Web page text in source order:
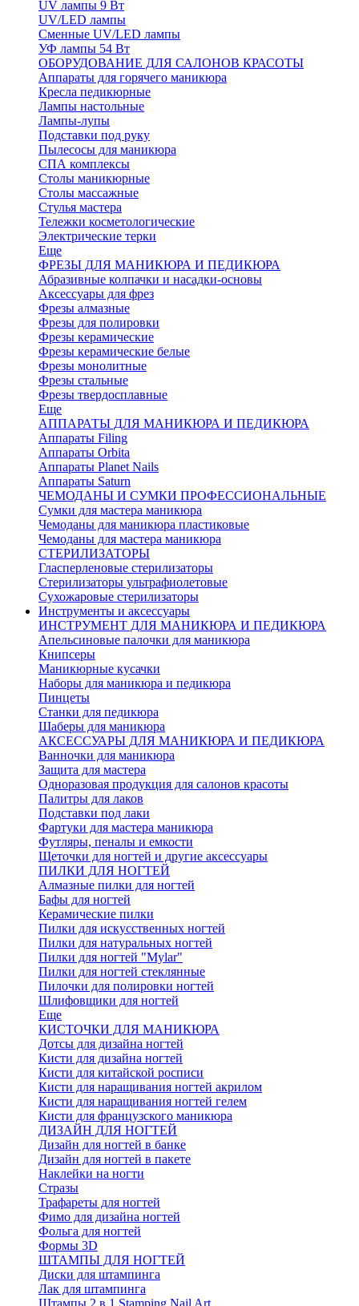
UV лампы 9 Вт
UV/LED лампы
Сменные UV/LED лампы
УФ лампы 54 Вт
ОБОРУДОВАНИЕ ДЛЯ САЛОНОВ КРАСОТЫ
Аппараты для горячего маникюра
Кресла педикюрные
Лампы настольные
Лампы-лупы
Подставки под руку
Пылесосы для маникюра
СПА комплексы
Столы маникюрные
Столы массажные
Стулья мастера
Тележки косметологические
Электрические терки
Еще
ФРЕЗЫ ДЛЯ МАНИКЮРА И ПЕДИКЮРА
Абразивные колпачки и насадки-основы
Аксессуары для фрез
Фрезы алмазные
Фрезы для полировки
Фрезы керамические
Фрезы керамические белые
Фрезы монолитные
Фрезы стальные
Фрезы твердосплавные
Еще
АППАРАТЫ ДЛЯ МАНИКЮРА И ПЕДИКЮРА
Аппараты Filing
Аппараты Orbita
Аппараты Planet Nails
Аппараты Saturn
ЧЕМОДАНЫ И СУМКИ ПРОФЕССИОНАЛЬНЫЕ
Сумки для мастера маникюра
Чемоданы для маникюра пластиковые
Чемоданы для мастера маникюра
СТЕРИЛИЗАТОРЫ
Гласперленовые стерилизаторы
Стерилизаторы ультрафиолетовые
Сухожаровые стерилизаторы
Инструменты и аксессуары
ИНСТРУМЕНТ ДЛЯ МАНИКЮРА И ПЕДИКЮРА
Апельсиновые палочки для маникюра
Книпсеры
Маникюрные кусачки
Наборы для маникюра и педикюра
Пинцеты
Станки для педикюра
Шаберы для маникюра
АКСЕССУАРЫ ДЛЯ МАНИКЮРА И ПЕДИКЮРА
Ванночки для маникюра
Защита для мастера
Одноразовая продукция для салонов красоты
Палитры для лаков
Подставки под лаки
Фартуки для мастера маникюра
Футляры, пеналы и емкости
Щеточки для ногтей и другие аксессуары
ПИЛКИ ДЛЯ НОГТЕЙ
Алмазные пилки для ногтей
Бафы для ногтей
Керамические пилки
Пилки для искусственных ногтей
Пилки для натуральных ногтей
Пилки для ногтей "Mylar"
Пилки для ногтей стеклянные
Пилочки для полировки ногтей
Шлифовщики для ногтей
Еще
КИСТОЧКИ ДЛЯ МАНИКЮРА
Дотсы для дизайна ногтей
Кисти для дизайна ногтей
Кисти для китайской росписи
Кисти для наращивания ногтей акрилом
Кисти для наращивания ногтей гелем
Кисти для французского маникюра
ДИЗАЙН ДЛЯ НОГТЕЙ
Дизайн для ногтей в банке
Дизайн для ногтей в пакете
Наклейки на ногти
Стразы
Трафареты для ногтей
Фимо для дизайна ногтей
Фольга для ногтей
Формы 3D
ШТАМПЫ ДЛЯ НОГТЕЙ
Диски для штампинга
Лак для штампинга
Штампы 2 в 1 Stamping Nail Art